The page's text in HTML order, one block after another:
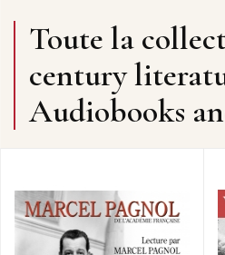
Toute la
century
Audiobooks